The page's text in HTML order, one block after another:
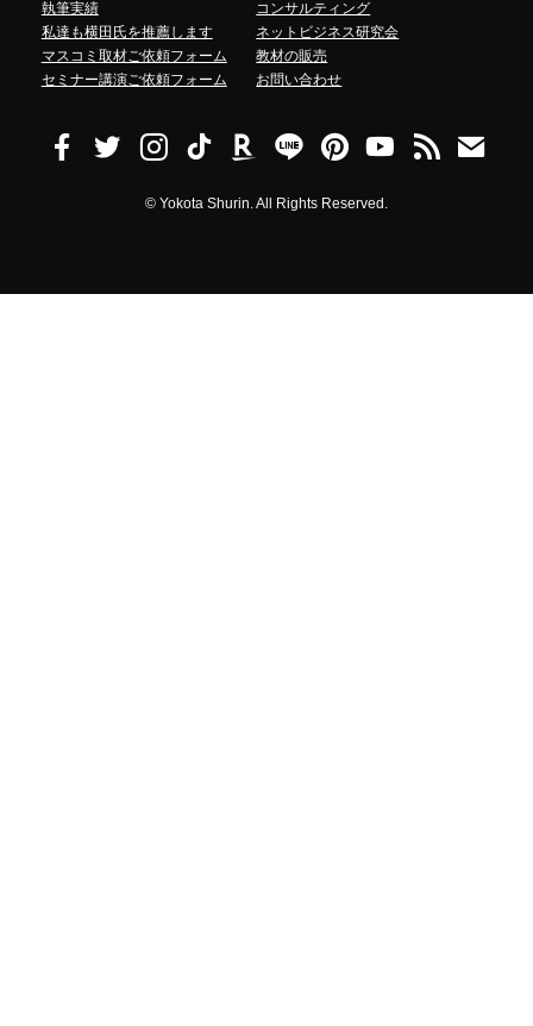
執筆実績
私達も横田氏を推薦します
マスコミ取材ご依頼フォーム
セミナー講演ご依頼フォーム
コンサルティング
ネットビジネス研究会
教材の販売
お問い合わせ
© Yokota Shurin. All Rights Reserved.